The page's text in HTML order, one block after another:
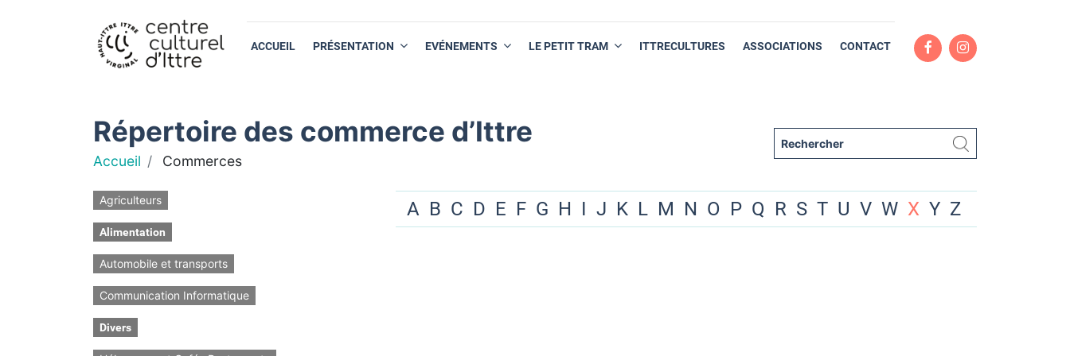
ACCUEIL PRÉSENTATION EVÉNEMENTS LE PETIT TRAM ITTRECULTURES ASSOCIATIONS CONTACT
Répertoire des commerce d’Ittre
Accueil Commerces
Agriculteurs
Alimentation
Automobile et transports
Communication Informatique
Divers
A B C D E F G H I J K L M N O P Q R S T U V W X Y Z